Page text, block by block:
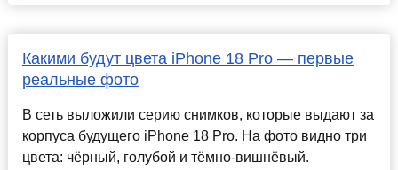
Какими будут цвета iPhone 18 Pro — первые
реальные фото
В сеть выложили серию снимков, которые выдают за
корпуса будущего iPhone 18 Pro. На фото видно три
цвета: чёрный, голубой и тёмно-вишнёвый.